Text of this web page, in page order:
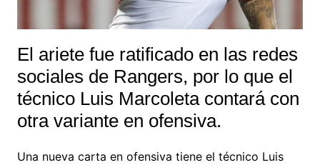
El ariete fue ratificado en las redes
sociales de Rangers, por lo que el
técnico Luis Marcoleta contará con
otra variante en ofensiva.
Una nueva carta en ofensiva tiene el técnico Luis